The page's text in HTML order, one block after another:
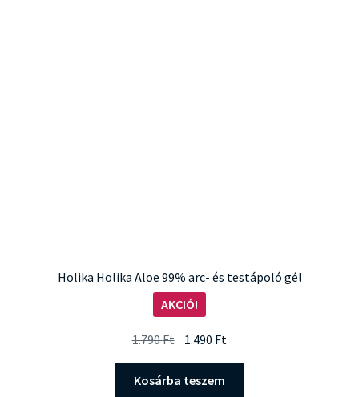
Holika Holika Aloe 99% arc- és testápoló gél
AKCIÓ!
1.790Ft Original
price
was:
1.490 Ft
price
Kosárba teszem